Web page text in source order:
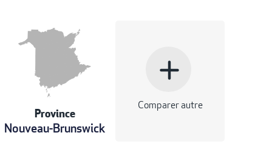
Province
Nouveau-Brunswick
add
Comparer autre